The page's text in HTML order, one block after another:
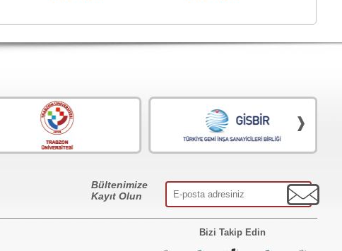
Bültenimize
Kayıt Olun
Bizi Takip Edin